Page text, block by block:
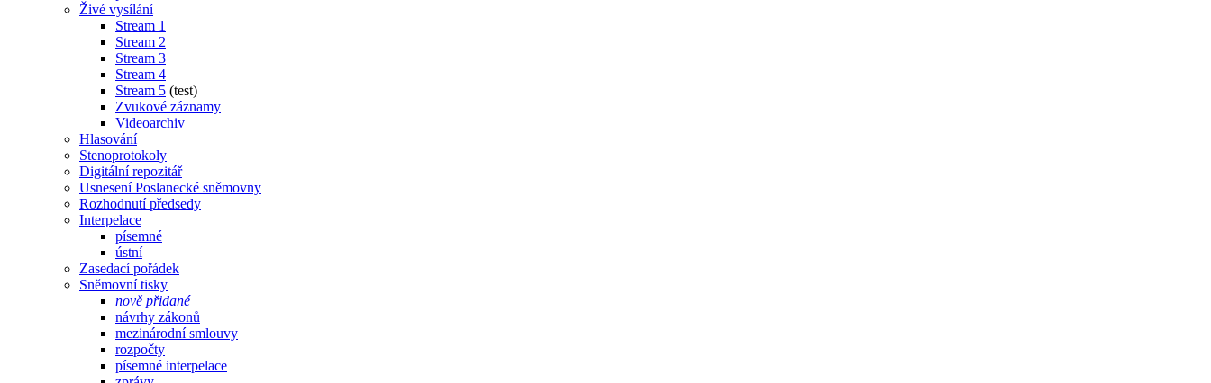
Živé vysílání
Stream 1
Stream 2
Stream 3
Stream 4
Stream 5 (test)
Zvukové záznamy
Videoarchiv
Hlasování
Stenoprotokoly
Digitální repozitář
Usnesení Poslanecké sněmovny
Rozhodnutí předsedy
Interpelace
písemné
ústní
Zasedací pořádek
Sněmovní tisky
nově přidané
návrhy zákonů
mezinárodní smlouvy
rozpočty
písemné interpelace